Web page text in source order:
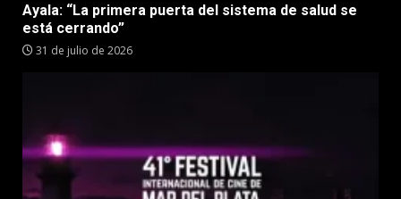
Ayala: “La primera puerta del sistema de salud se
está cerrando”
31 de julio de 2026